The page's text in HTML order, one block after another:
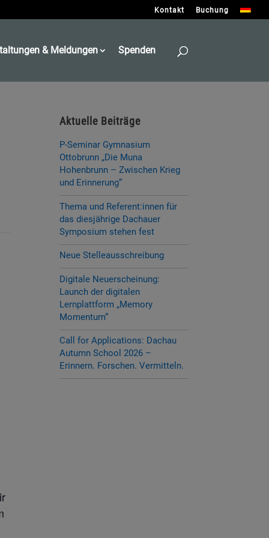
Kontakt Buchung
& Meldungen Spenden
Aktuelle Beiträge
P-Seminar Gymnasium
Ottobrunn „Die Muna
Hohenbrunn – Zwischen Krieg
und Erinnerung“
Thema und Referent:innen für
das diesjährige Dachauer
Symposium stehen fest
Neue Stelleausschreibung
Digitale Neuerscheinung:
Launch der digitalen
Lernplattform „Memory
Momentum“
Call for Applications: Dachau
Autumn School 2026 –
Erinnern. Forschen. Vermitteln.